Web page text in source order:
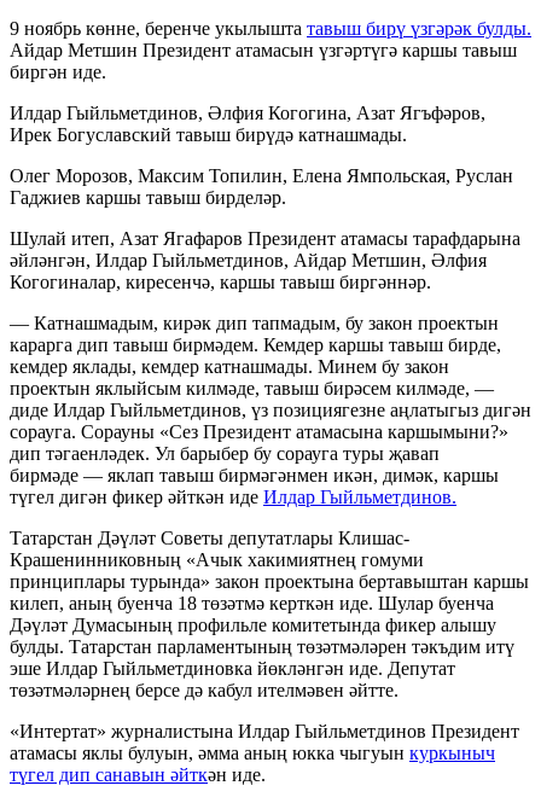
9 ноябрь көнне, беренче укылышта тавыш бирү үзгәрәк булды.
Айдар Метшин Президент атамасын үзгәртүгә каршы тавыш
биргән иде.
Илдар Гыйльметдинов, Әлфия Когогина, Азат Ягъфәров,
Ирек Богуславский тавыш бирүдә катнашмады.
Олег Морозов, Максим Топилин, Елена Ямпольская, Руслан
Гаджиев каршы тавыш бирделәр.
Шулай итеп, Азат Ягафаров Президент атамасы тарафдарына
әйләнгән, Илдар Гыйльметдинов, Айдар Метшин, Әлфия
Когогиналар, киресенчә, каршы тавыш биргәннәр.
— Катнашмадым, кирәк дип тапмадым, бу закон проектын
карарга дип тавыш бирмәдем. Кемдер каршы тавыш бирде,
кемдер яклады, кемдер катнашмады. Минем бу закон
проектын яклыйсым килмәде, тавыш бирәсем килмәде, —
диде Илдар Гыйльметдинов, үз позициягезне аңлатыгыз дигән
сорауга. Сорауны «Сез Президент атамасына каршымыни?»
дип тәгаенләдек. Ул барыбер бу сорауга туры җавап
бирмәде — яклап тавыш бирмәгәнмен икән, димәк, каршы
түгел дигән фикер әйткән иде Илдар Гыйльметдинов.
Татарстан Дәүләт Советы депутатлары Клишас-
Крашенинниковның «Ачык хакимиятнең гомуми
принциплары турында» закон проектына бертавыштан каршы
килеп, аның буенча 18 төзәтмә керткән иде. Шулар буенча
Дәүләт Думасының профильле комитетында фикер алышу
булды. Татарстан парламентының төзәтмәләрен тәкъдим итү
эше Илдар Гыйльметдиновка йөкләнгән иде. Депутат
төзәтмәләрнең берсе дә кабул ителмәвен әйтте.
«Интертат» журналистына Илдар Гыйльметдинов Президент
атамасы яклы булуын, әмма аның юкка чыгуын куркыныч
түгел дип санавын әйткән иде.